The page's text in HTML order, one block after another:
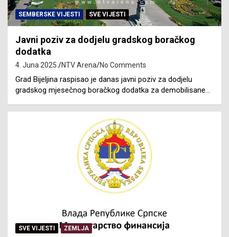
SEMBERSKE VIJESTI SVE VIJESTI
Javni poziv za dodjelu gradskog boračkog
dodatka
4. Juna 2025. NTV Arena No Comments
Grad Bijeljina raspisao je danas javni poziv za dodjelu
gradskog mjesečnog boračkog dodatka za demobilisane…
SVE VIJESTI ZEMLJA